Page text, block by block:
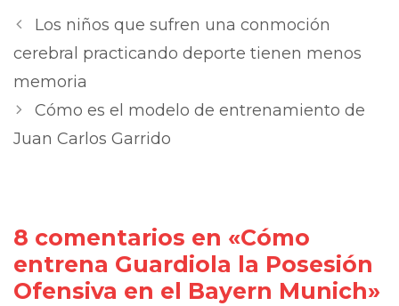
Los niños que sufren una conmoción
cerebral practicando deporte tienen menos
memoria
Cómo es el modelo de entrenamiento de
Juan Carlos Garrido
8 comentarios en «Cómo
entrena Guardiola la Posesión
Ofensiva en el Bayern Munich»